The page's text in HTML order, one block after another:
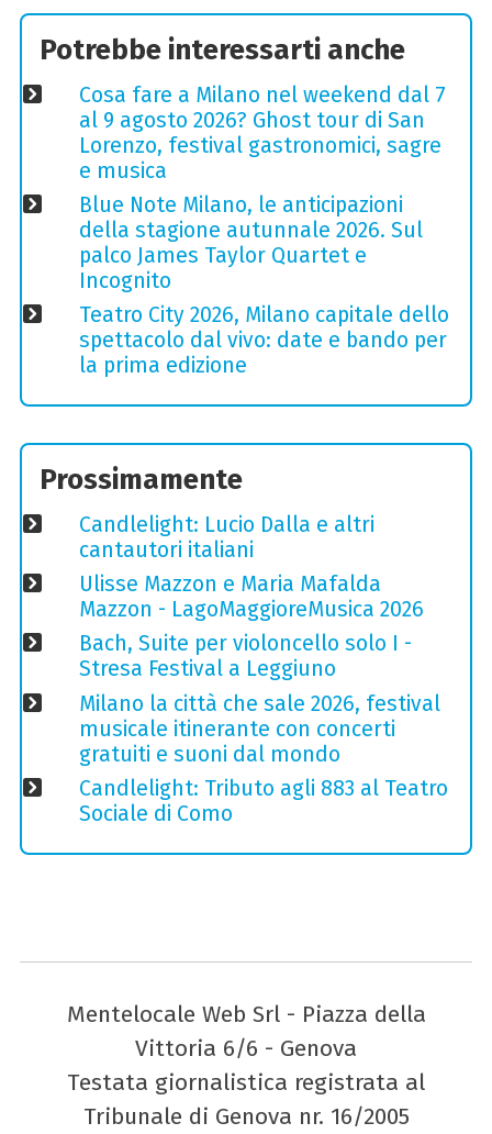
Potrebbe interessarti anche
Cosa fare a Milano nel weekend dal 7
al 9 agosto 2026? Ghost tour di San
Lorenzo, festival gastronomici, sagre
e musica
Blue Note Milano, le anticipazioni
della stagione autunnale 2026. Sul
palco James Taylor Quartet e
Incognito
Teatro City 2026, Milano capitale dello
spettacolo dal vivo: date e bando per
la prima edizione
Prossimamente
Candlelight: Lucio Dalla e altri
cantautori italiani
Ulisse Mazzon e Maria Mafalda
Mazzon - LagoMaggioreMusica 2026
Bach, Suite per violoncello solo I -
Stresa Festival a Leggiuno
Milano la città che sale 2026, festival
musicale itinerante con concerti
gratuiti e suoni dal mondo
Candlelight: Tributo agli 883 al Teatro
Sociale di Como
Mentelocale Web Srl - Piazza della
Vittoria 6/6 - Genova
Testata giornalistica registrata al
Tribunale di Genova nr. 16/2005